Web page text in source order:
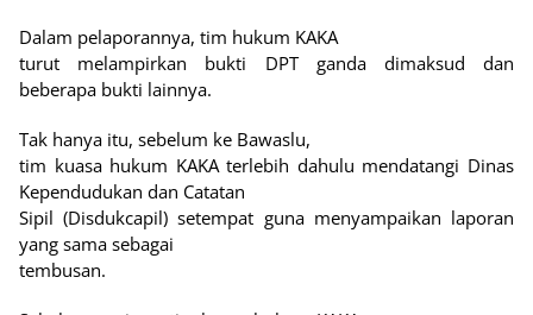
Dalam pelaporannya, tim hukum KAKA
turut melampirkan bukti DPT ganda dimaksud dan
beberapa bukti lainnya.
Tak hanya itu, sebelum ke Bawaslu,
tim kuasa hukum KAKA terlebih dahulu mendatangi Dinas
Kependudukan dan Catatan
Sipil (Disdukcapil) setempat guna menyampaikan laporan
yang sama sebagai
tembusan.